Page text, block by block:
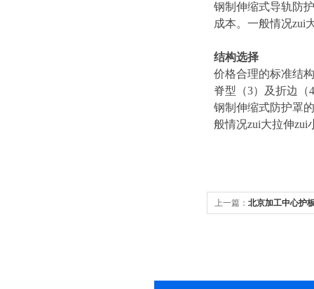
钢制伸缩式导轨防
成本。一般情况zui
结构选择
价格合理的标准结
脊型（3）及折边（
钢制伸缩式防护罩
般情况zui大拉伸zui
上一篇： 北京加工中心护